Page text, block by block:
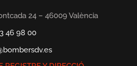
24 – 46009 València
46 98 00